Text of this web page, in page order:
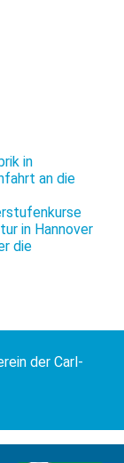
in
an die
in Hannover
die
der Carl-